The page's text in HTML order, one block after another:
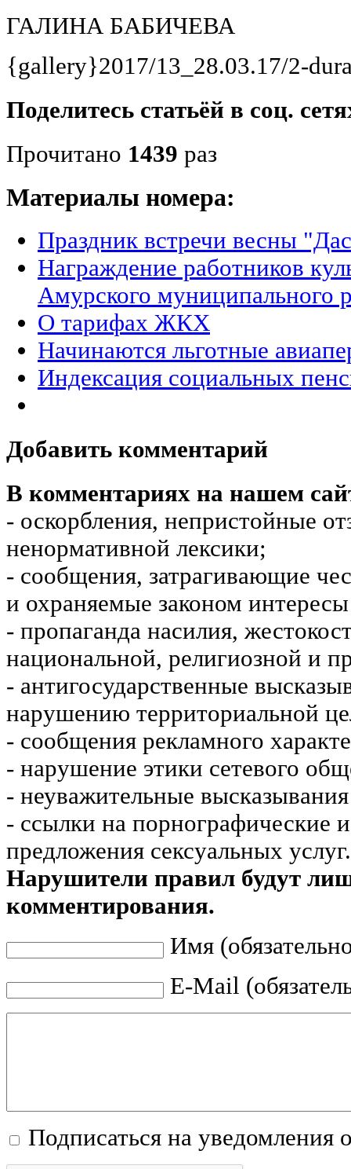
ГАЛИНА БАБИЧЕВА
{gallery}2017/13_28.03.17/2-
Поделитесь статьёй в соц.
Прочитано 1439 раз
Материалы номера:
Праздник встречи весны
Награждение работников
Амурского муниципального
О тарифах ЖКХ
Начинаются льготные
Индексация социальных
Добавить комментарий
В комментариях на нашем
- оскорбления, непристойные
ненормативной лексики;
- сообщения, затрагивающие
и охраняемые законом
- пропаганда насилия,
национальной, религиозной и
- антигосударственные
нарушению территориальной
- сообщения рекламного
- нарушение этики сетевого
- неуважительные
- ссылки на порнографические
предложения сексуальных услуг.
Нарушители правил будут
комментирования.
Имя
E-Mail
Подписаться на уведомления